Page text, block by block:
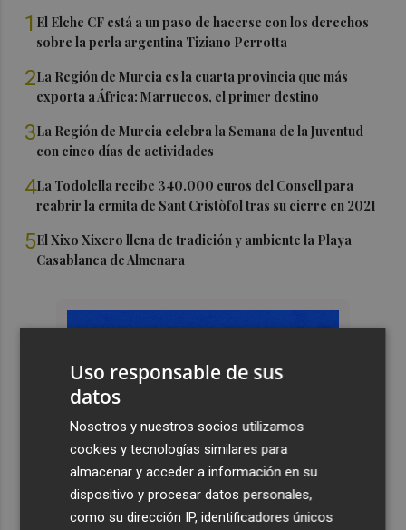
1 El Elche CF está a un paso de hacerse con los derechos
sobre la perla argentina Tiziano Perrotta
2La Región de Murcia es la cuarta provincia que más
exporta a África: Marruecos, el primer destino
3La Región de Murcia celebra la Semana de la Juventud
con cinco días de actividades
4La Todolella recibe 340.000 euros del Consell para
reabrir la ermita de Sant Cristòfol tras su cierre en 2021
5El Xixo Xixero llena de tradición y ambiente la Playa
Casablanca de Almenara
Uso responsable de sus
datos
Nosotros y nuestros socios utilizamos
cookies y tecnologías similares para
almacenar y acceder a información en su
dispositivo y procesar datos personales,
como su dirección IP, identificadores únicos